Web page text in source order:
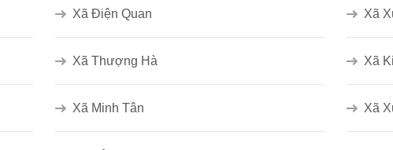
Xã Điện Quan Xã
Xã Thượng Hà Xã
Xã Minh Tân Xã